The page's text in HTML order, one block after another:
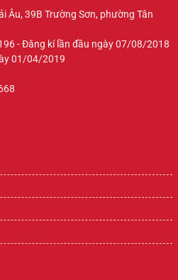
Âu, 39B Trường Sơn, phường Tân
- Đăng kí lần đầu ngày 07/08/2018
01/04/2019